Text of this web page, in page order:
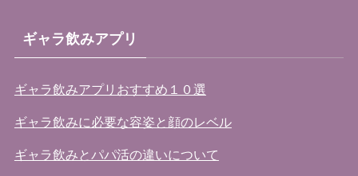
ギャラ飲みアプリ
ギャラ飲みアプリおすすめ１０選
ギャラ飲みに必要な容姿と顔のレベル
ギャラ飲みとパパ活の違いについて